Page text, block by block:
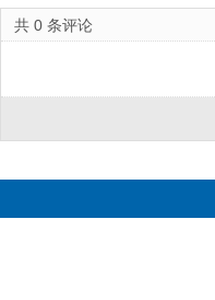
共 0 条评论